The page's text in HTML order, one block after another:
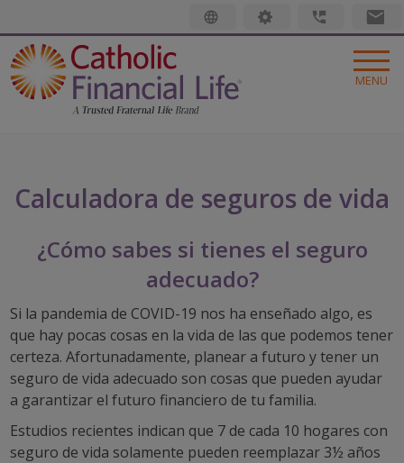
MENU
LIFE INSURANCE
ANUALIDADES
INVESTMENTS
MEMBRESIA
EVENTOS PARA MIEMBROS
RADIANT LIFE MAGAZINE
PRAYER NETWORK
PARTICIPA
IMPACT TEAMS
ACERCA DE NOSOTROS
LEADERSHIP
SUCURSALES
CAREERS
IMPACTO EN LA COMUNIDAD
RECURSOS
APENAS COMENZANDO
FAMILIA EN CRECIMIENTO
TOMAR EL RITMO
DISFRUTAR DE LA JUBILACIÓN
Encontrar un consejero
Hacer un reclamo
pagar mi cuenta
Search:
Calculadora de seguros de vida
¿Cómo sabes si tienes el seguro
adecuado?
Si la pandemia de COVID-19 nos ha enseñado algo, es
que hay pocas cosas en la vida de las que podemos tener
certeza. Afortunadamente, planear a futuro y tener un
seguro de vida adecuado son cosas que pueden ayudar
a garantizar el futuro financiero de tu familia.
Estudios recientes indican que 7 de cada 10 hogares con
seguro de vida solamente pueden reemplazar 3½ años
Código de seguridad